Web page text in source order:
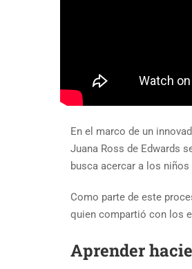
En el marco de un
Juana Ross de Edwards
busca acercar a los
Como parte de este
quien compartió con los
Aprender